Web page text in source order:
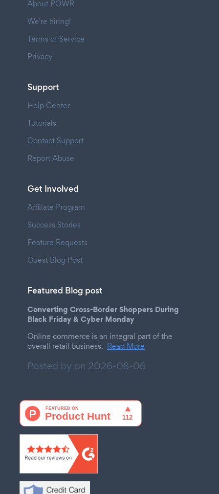
About POWR
We're hiring!
Terms of Service
Privacy
Support
Help Center
Tutorials
Contact Support
Report Abuse
Get Involved
Affiliate Program
Success Stories
Feature Requests
Guest Blog Post
Featured Blog post
Converting Cross-Border Shoppers During
Black Friday & Cyber Monday
Online commerce is an integral part of the
overall retail business. Read More
Posted by on 2026-08-06